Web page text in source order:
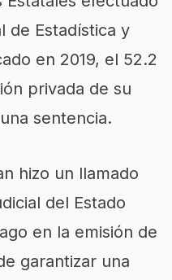
de Estadística y
en 2019, el 52.2
privada de su
sentencia.
hizo un llamado
del Estado
en la emisión de
garantizar una